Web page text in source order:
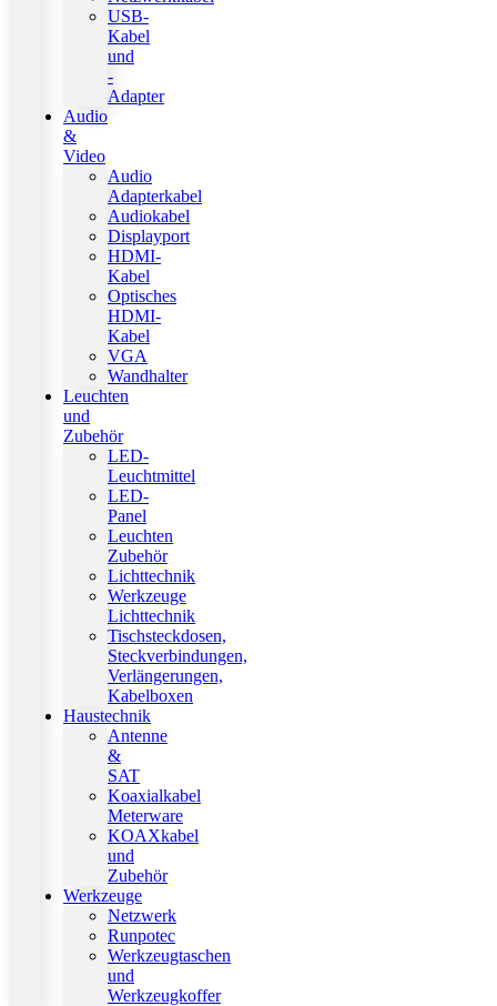
USB-
Kabel
und
-
Adapter
Audio
&
Video
Audio
Adapterkabel
Audiokabel
Displayport
HDMI-
Kabel
Optisches
HDMI-
Kabel
VGA
Wandhalter
Leuchten
und
Zubehör
LED-
Leuchtmittel
LED-
Panel
Leuchten
Zubehör
Lichttechnik
Werkzeuge
Lichttechnik
Tischsteckdosen,
Steckverbindungen,
Verlängerungen,
Kabelboxen
Haustechnik
Antenne
&
SAT
Koaxialkabel
Meterware
KOAXkabel
und
Zubehör
Werkzeuge
Netzwerk
Runpotec
Werkzeugtaschen
und
Werkzeugkoffer